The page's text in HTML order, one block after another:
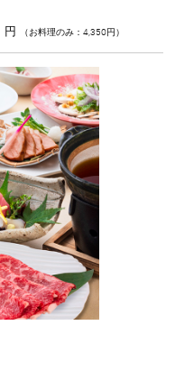
円 （お料理のみ：4,350円）